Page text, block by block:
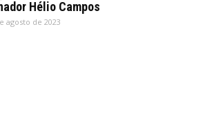
Hélio Campos
agosto de 2023